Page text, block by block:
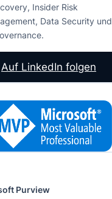
Insider Risk
Data Security und
Auf LinkedIn folgen
Purview